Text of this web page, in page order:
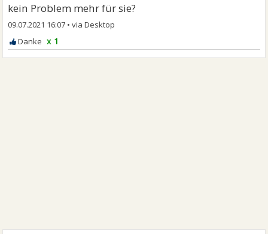
kein Problem mehr für sie?
09.07.2021 16:07 •
x 1